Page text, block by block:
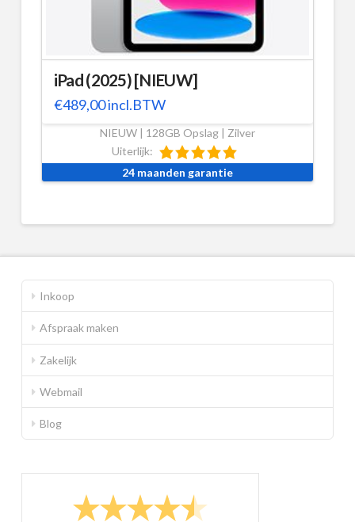
iPad (2025) [NIEUW]
€489,00incl.BTW
NIEUW | 128GB Opslag | Zilver
Uiterlijk:
24 maanden garantie
Inkoop
Afspraak maken
Zakelijk
Webmail
Blog